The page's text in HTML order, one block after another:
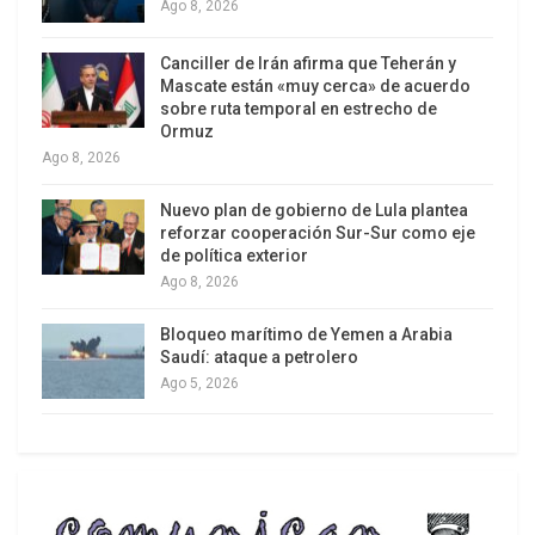
las promesas sobre el beneficio universal que
economía.
Informes nuevos o actualizados sobre las
medidas en el sector agrícola:
El Salvador (G/AG/GEN/163/Add.1), la Unión
(G/AG/GEN/180). Los informes ad hoc de los
Ago 8, 2026
Canciller de Irán afirma que Teherán y
Mascate están «muy cerca» de acuerdo
sobre ruta temporal en estrecho de
Ormuz
Ago 8, 2026
Nuevo plan de gobierno de Lula plantea
reforzar cooperación Sur-Sur como eje
de política exterior
Ago 8, 2026
Bloqueo marítimo de Yemen a Arabia
Saudí: ataque a petrolero
Ago 5, 2026